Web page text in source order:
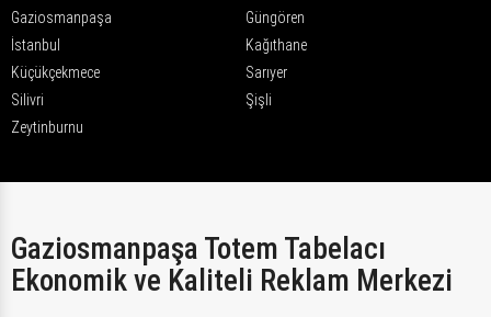
Gaziosmanpaşa
Güngören
İstanbul
Kağıthane
Küçükçekmece
Sarıyer
Silivri
Şişli
Zeytinburnu
Gaziosmanpaşa Totem Tabelacı
Ekonomik ve Kaliteli Reklam Merkezi